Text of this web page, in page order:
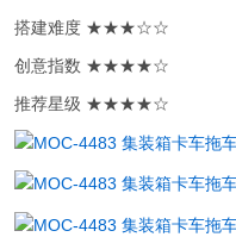
搭建难度 ★★★☆☆
创意指数 ★★★★☆
推荐星级 ★★★★☆